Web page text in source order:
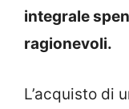
integrale
ragionevoli.
L’acquisto di